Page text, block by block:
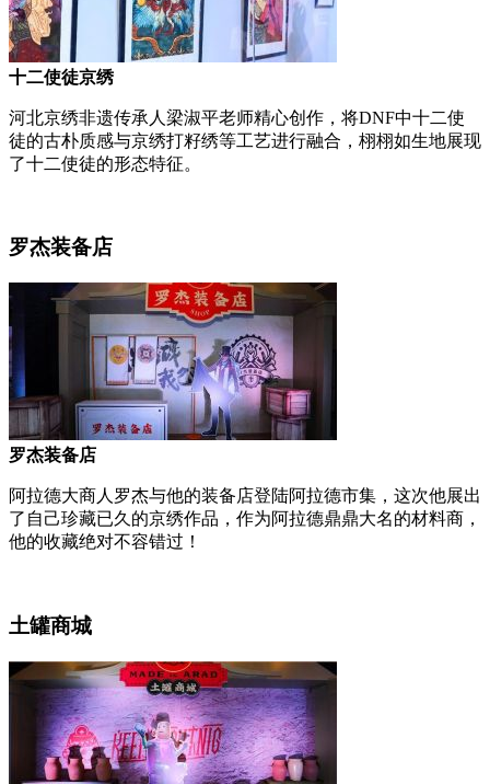
十二使徒京绣
河北京绣非遗传承人梁淑平老师精心创作，将DNF中十二使
徒的古朴质感与京绣打籽绣等工艺进行融合，栩栩如生地展现
了十二使徒的形态特征。
罗杰装备店
罗杰装备店
阿拉德大商人罗杰与他的装备店登陆阿拉德市集，这次他展出
了自己珍藏已久的京绣作品，作为阿拉德鼎鼎大名的材料商，
他的收藏绝对不容错过！
土罐商城